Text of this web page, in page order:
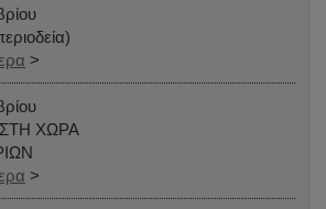
>
ΧΩΡΑ
>